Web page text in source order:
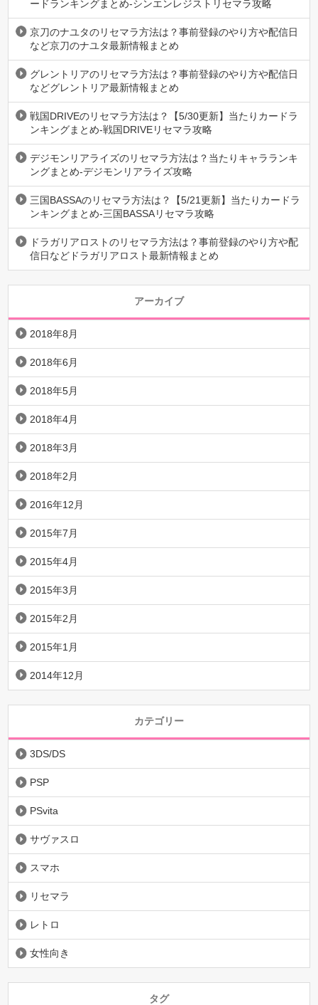
ードランキングまとめ-シンエンレジストリセマラ攻略
京刀のナユタのリセマラ方法は？事前登録のやり方や配信日
など京刀のナユタ最新情報まとめ
グレントリアのリセマラ方法は？事前登録のやり方や配信日
などグレントリア最新情報まとめ
戦国DRIVEのリセマラ方法は？【5/30更新】当たりカードラ
ンキングまとめ-戦国DRIVEリセマラ攻略
デジモンリアライズのリセマラ方法は？当たりキャラランキ
ングまとめ-デジモンリアライズ攻略
三国BASSAのリセマラ方法は？【5/21更新】当たりカードラ
ンキングまとめ-三国BASSAリセマラ攻略
ドラガリアロストのリセマラ方法は？事前登録のやり方や配
信日などドラガリアロスト最新情報まとめ
アーカイブ
2018年8月
2018年6月
2018年5月
2018年4月
2018年3月
2018年2月
2016年12月
2015年7月
2015年4月
2015年3月
2015年2月
2015年1月
2014年12月
カテゴリー
3DS/DS
PSP
PSvita
サヴァスロ
スマホ
リセマラ
レトロ
女性向き
タグ